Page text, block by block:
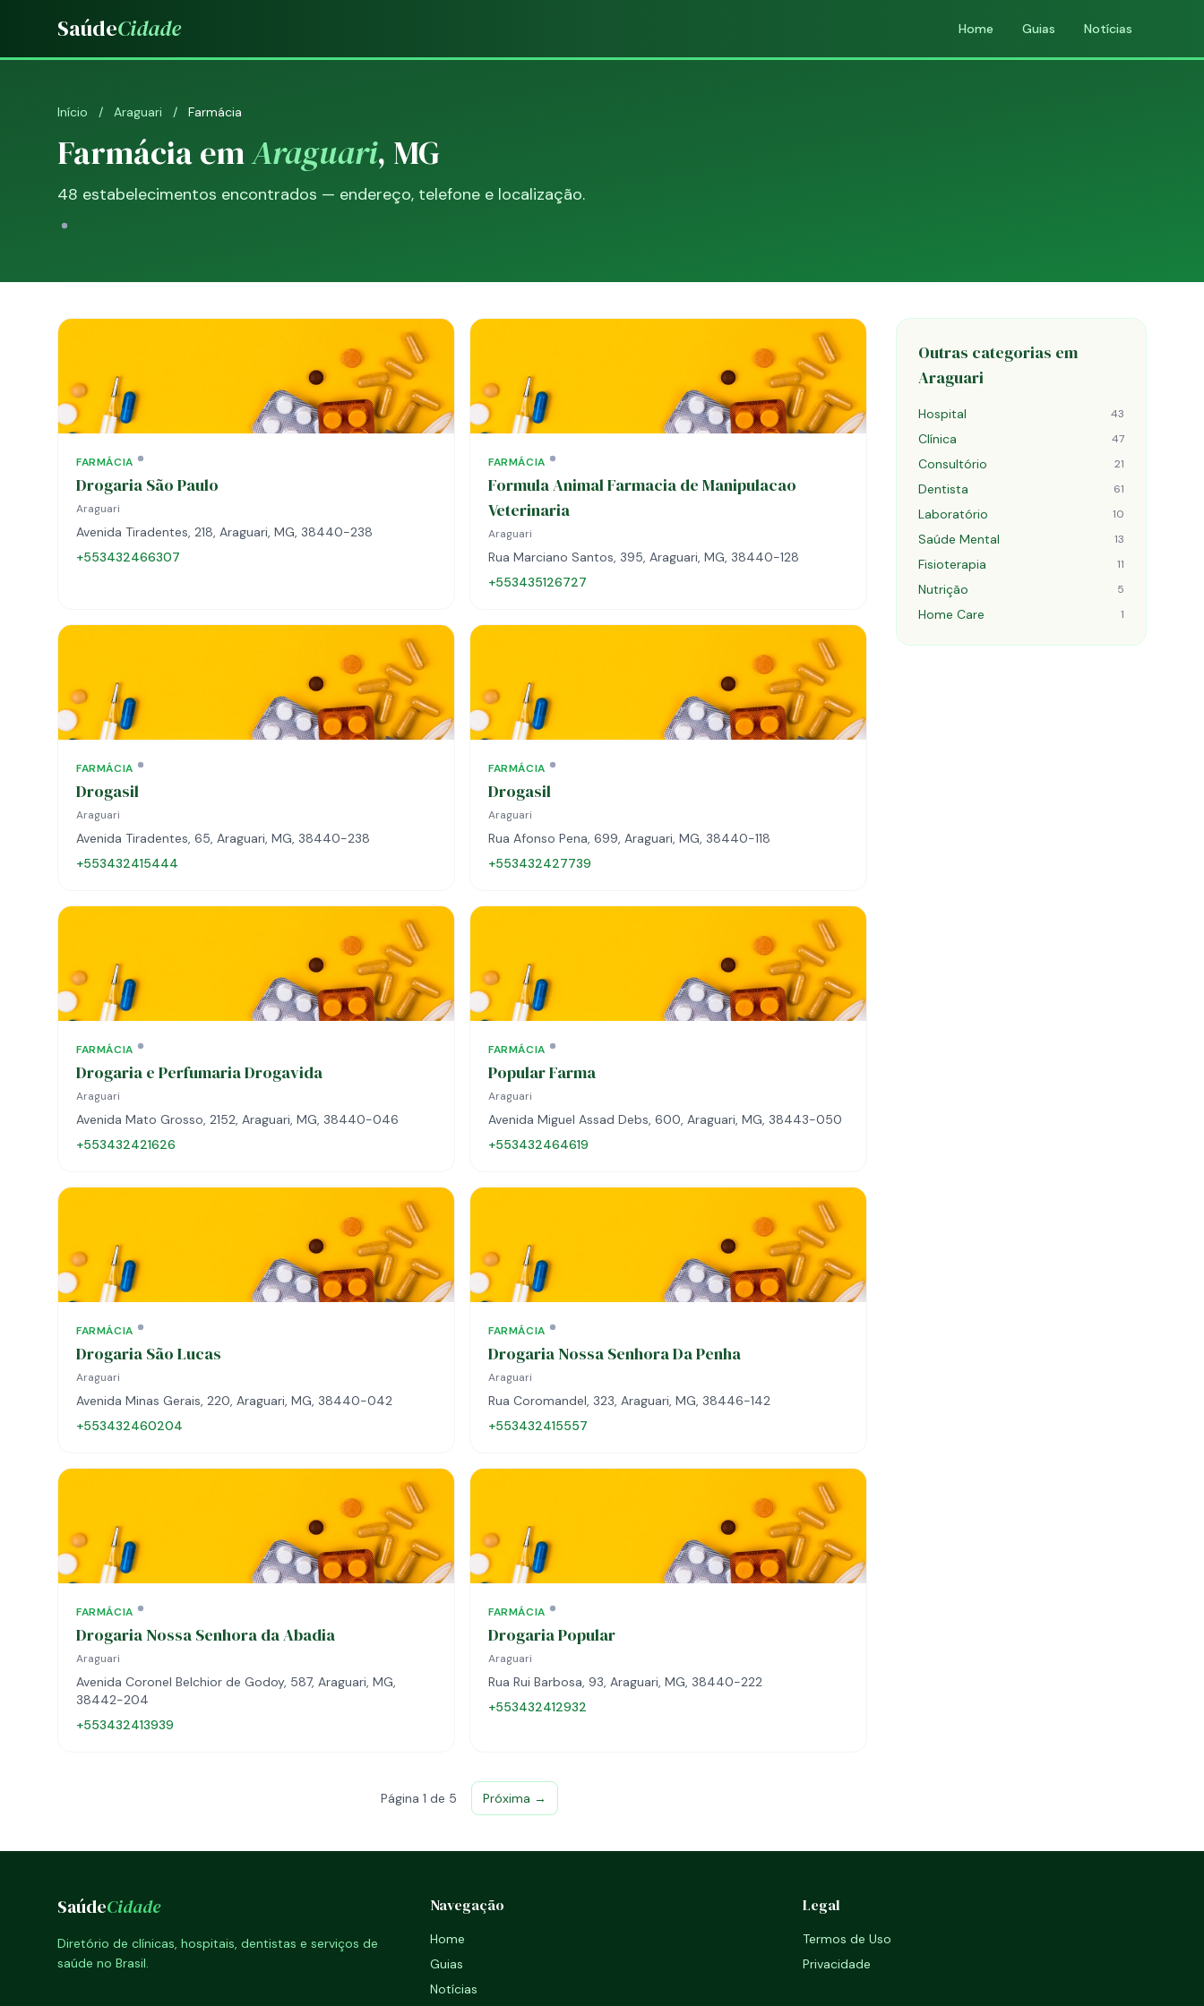
SaúdeCidade Home Guias Notícias
Início / Araguari / Farmácia
Farmácia emAraguari, MG
48 estabelecimentos encontrados — endereço, telefone e localização.
FARMÁCIA
Drogaria São Paulo
Araguari
Avenida Tiradentes, 218, Araguari, MG, 38440-238
+553432466307
FARMÁCIA
Formula Animal Farmacia de Manipulacao
Veterinaria
Araguari
Rua Marciano Santos, 395, Araguari, MG, 38440-128
+553435126727
FARMÁCIA
Drogasil
Araguari
Avenida Tiradentes, 65, Araguari, MG, 38440-238
+553432415444
FARMÁCIA
Drogasil
Araguari
Rua Afonso Pena, 699, Araguari, MG, 38440-118
+553432427739
FARMÁCIA
Drogaria e Perfumaria Drogavida
Araguari
Avenida Mato Grosso, 2152, Araguari, MG, 38440-046
+553432421626
FARMÁCIA
Popular Farma
Araguari
Avenida Miguel Assad Debs, 600, Araguari, MG, 38443-050
+553432464619
FARMÁCIA
Drogaria São Lucas
Araguari
Avenida Minas Gerais, 220, Araguari, MG, 38440-042
+553432460204
FARMÁCIA
Drogaria Nossa Senhora Da Penha
Araguari
Rua Coromandel, 323, Araguari, MG, 38446-142
+553432415557
FARMÁCIA
Drogaria Nossa Senhora da Abadia
Araguari
Avenida Coronel Belchior de Godoy, 587, Araguari, MG,
38442-204
+553432413939
FARMÁCIA
Drogaria Popular
Araguari
Rua Rui Barbosa, 93, Araguari, MG, 38440-222
+553432412932
Página 1 de 5 Próxima →
Outras categorias em
Araguari
Hospital 43
Clínica 47
Consultório 21
Dentista 61
Laboratório 10
Saúde Mental 13
Fisioterapia 11
Nutrição 5
Home Care 1
SaúdeCidade
Diretório de clínicas, hospitais, dentistas e serviços de
saúde no Brasil.
Navegação
Home
Guias
Notícias
Legal
Termos de Uso
Privacidade